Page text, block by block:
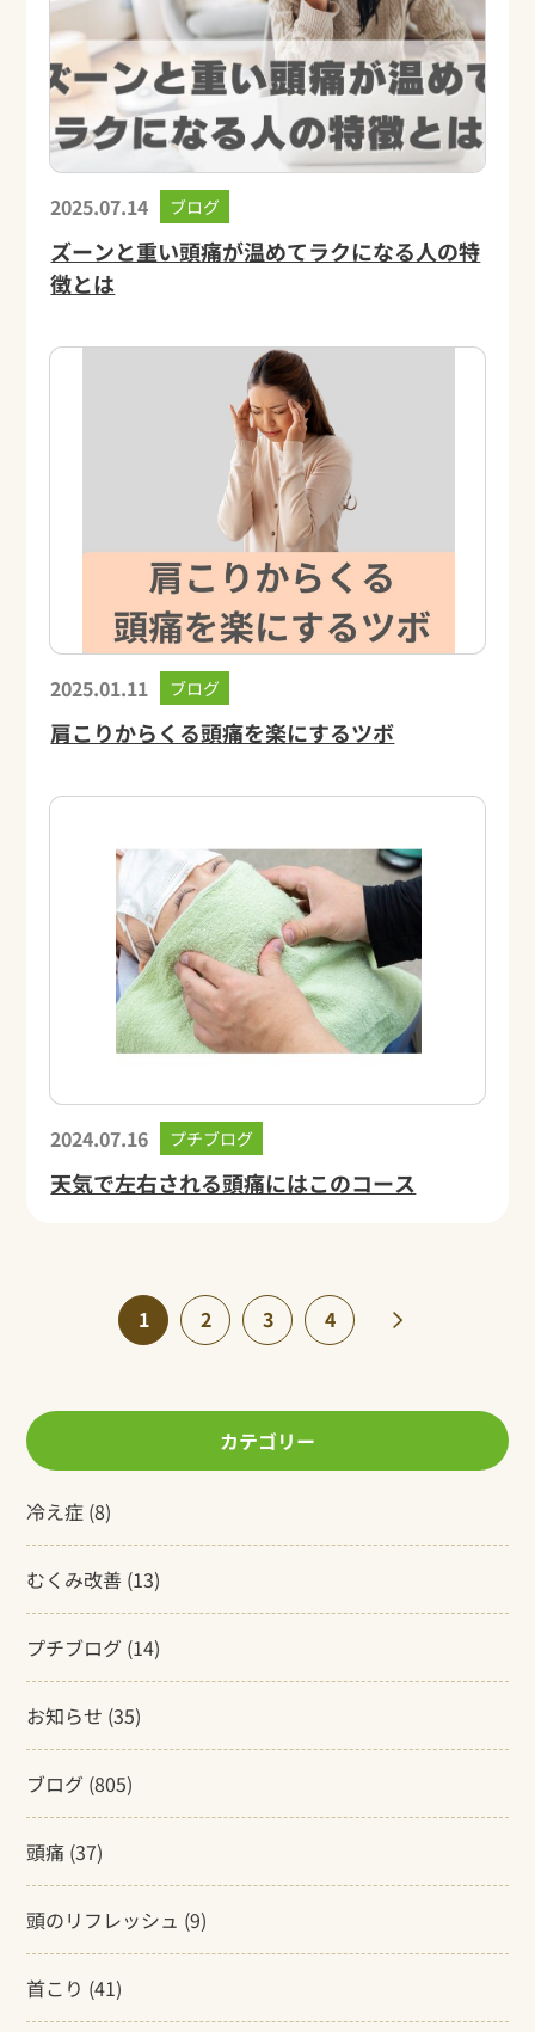
2025.07.14 ブログ
ズーンと重い頭痛が温めてラクになる人の特
徴とは
2025.01.11 ブログ
肩こりからくる頭痛を楽にするツボ
2024.07.16 プチブログ
天気で左右される頭痛にはこのコース
1 2 3 4 »
カテゴリー
冷え症 (8)
むくみ改善 (13)
プチブログ (14)
お知らせ (35)
ブログ (805)
頭痛 (37)
頭のリフレッシュ (9)
首こり (41)